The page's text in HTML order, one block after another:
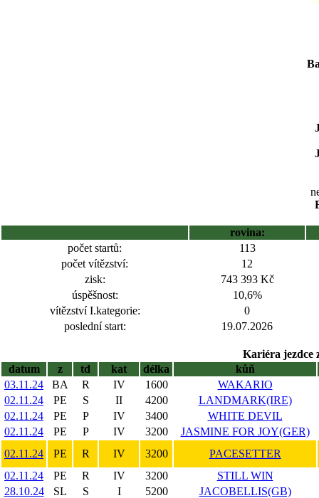
rovina:
počet startů:
113
počet vítězství:
12
zisk:
743 393 Kč
úspěšnost:
10,6%
vítězství I.kategorie:
0
poslední start:
19.07.2026
Kariéra jezdce
datum
z td kat délka
kůň
03.11.24
BA R IV 1600
WAKARIO
02.11.24
PE S II 4200
LANDMARK(IRE)
02.11.24
PE P IV 3400
WHITE DEVIL
02.11.24
PE P IV 3200
JASMINE FOR JOY(GER)
02.11.24
PE R IV 3200
PACESETTER
02.11.24
PE R IV 3200
STILL WIN
28.10.24
SL S I 5200
JACOBELLIS(GB)